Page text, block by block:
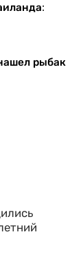
рыбак